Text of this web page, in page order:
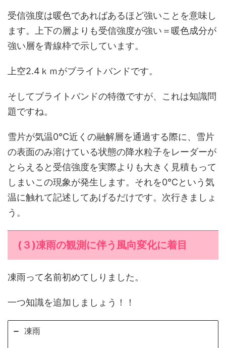
受信強度は暖色であればあるほど強いことを意味し
ます。上下の層よりも受信強度が強い＝暖色成分が
強い層を青線枠で示しています。
上空2.4ｋｍがブライトバンドです。
そしてブライトバンドの特徴ですが、これは知識問
題ですね。
雪片が気温0℃近くの融解層を通過する際に、雪片
の表面のみ溶けている状態の降水粒子をレーダーが
とらえると受信強度を実際よりも大きく見積もって
しまいこの現象が発生します。それを0℃という気
温に触れて記述してあげるだけです。次行きましょ
う。
(３)凍雨の観測に伴う風向変化に着目
凍雨って名前初めてしりました。
一つ知識を追加しましょう！！
凍雨